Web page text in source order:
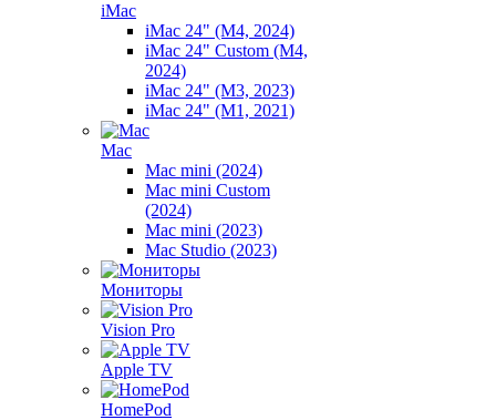
iMac
iMac 24" (M4, 2024)
iMac 24" Custom (M4,
2024)
iMac 24" (M3, 2023)
iMac 24" (M1, 2021)
Mac
Mac mini (2024)
Mac mini Custom
(2024)
Mac mini (2023)
Mac Studio (2023)
Мониторы
Vision Pro
Apple TV
HomePod